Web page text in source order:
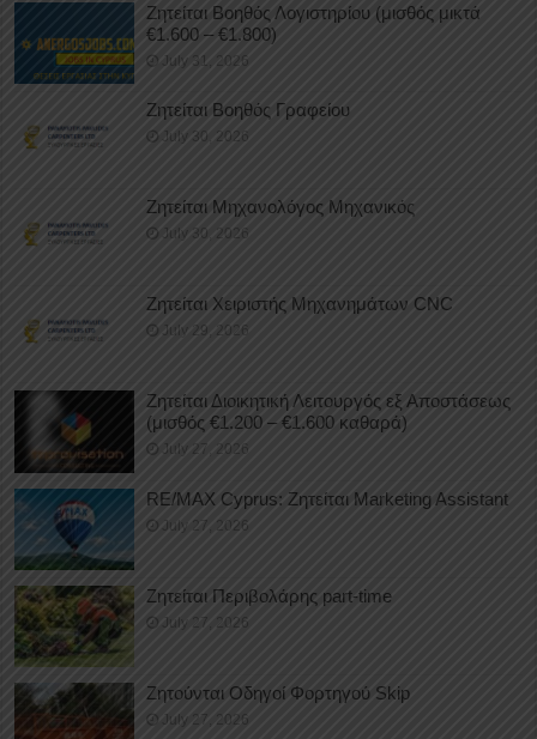
Ζητείται Βοηθός Λογιστηρίου (μισθός μικτά
€1.600 – €1.800)
July 31, 2026
Ζητείται Βοηθός Γραφείου
July 30, 2026
Ζητείται Μηχανολόγος Μηχανικός
July 30, 2026
Ζητείται Χειριστής Μηχανημάτων CNC
July 29, 2026
Ζητείται Διοικητική Λειτουργός εξ Αποστάσεως
(μισθός €1.200 – €1.600 καθαρά)
July 27, 2026
RE/MAX Cyprus: Ζητείται Marketing Assistant
July 27, 2026
Ζητείται Περιβολάρης part-time
July 27, 2026
Ζητούνται Οδηγοί Φορτηγού Skip
July 27, 2026